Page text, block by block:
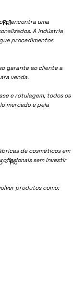
encontra uma
A indústria
procedimentos
garante ao cliente a
venda.
e rotulagem, todos os
mercado e pela
de cosméticos em
sem investir
produtos como:
RJ
- RJ